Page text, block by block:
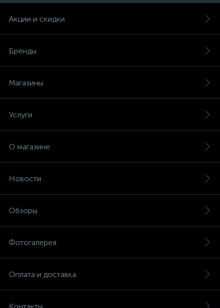
Акции и скидки
Бренды
Магазины
Услуги
О магазине
Новости
Обзоры
Фотогалерея
Оплата и доставка